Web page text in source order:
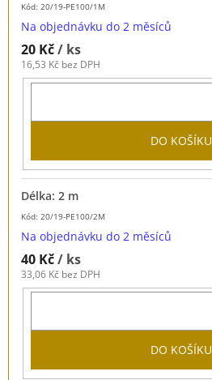
Kód: 20/19-PE100/1M
Na objednávku do 2 měsíců
20 Kč/ ks
16,53 Kč bez DPH
DO KOŠÍKU
Kód: 20/19-PE100/2M
Délka: 2 m
Na objednávku do 2 měsíců
40 Kč/ ks
33,06 Kč bez DPH
DO KOŠÍKU